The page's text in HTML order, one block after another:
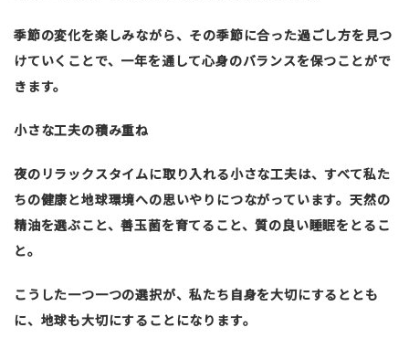
季節の変化を楽しみながら、その季節に合った過ごし方を見つ
けていくことで、一年を通して心身のバランスを保つことがで
きます。
小さな工夫の積み重ね
夜のリラックスタイムに取り入れる小さな工夫は、すべて私た
ちの健康と地球環境への思いやりにつながっています。天然の
精油を選ぶこと、善玉菌を育てること、質の良い睡眠をとるこ
と。
こうした一つ一つの選択が、私たち自身を大切にするととも
に、地球も大切にすることになります。